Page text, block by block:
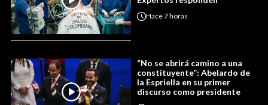
Hace7 horas
“No se abrirá camino a una
constituyente”: Abelardo de
la Espriella en su primer
discurso como presidente